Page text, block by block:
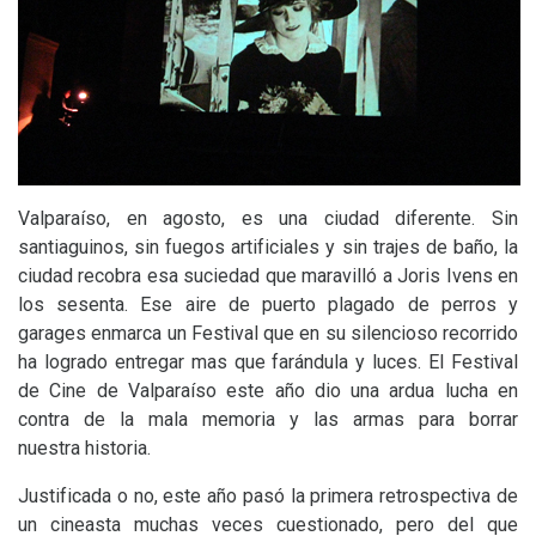
Valparaíso, en agosto, es una ciudad diferente. Sin
santiaguinos, sin fuegos artificiales y sin trajes de baño, la
ciudad recobra esa suciedad que maravilló a Joris Ivens en
los sesenta. Ese aire de puerto plagado de perros y
garages enmarca un Festival que en su silencioso recorrido
ha logrado entregar mas que farándula y luces. El Festival
de Cine de Valparaíso este año dio una ardua lucha en
contra de la mala memoria y las armas para borrar
nuestra historia.
Justificada o no, este año pasó la primera retrospectiva de
un cineasta muchas veces cuestionado, pero del que